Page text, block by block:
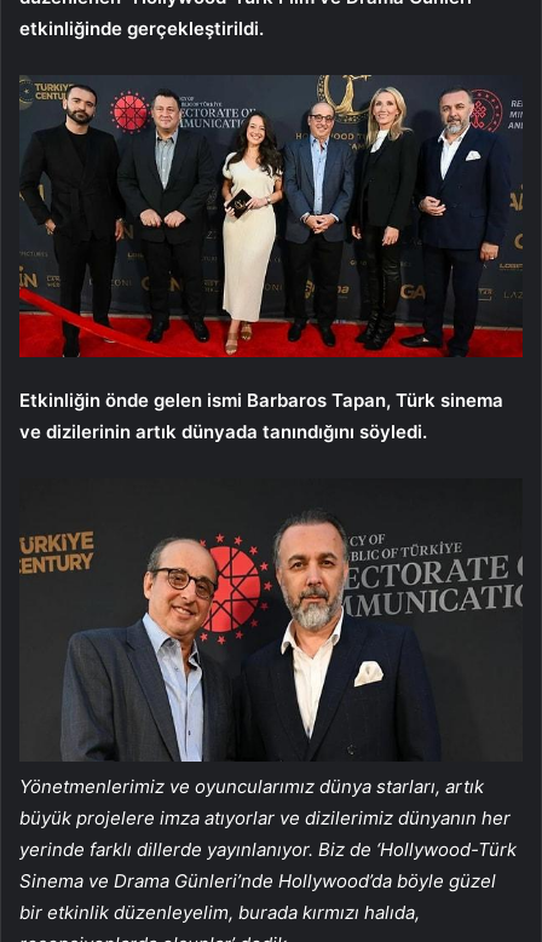
etkinliğinde gerçekleştirildi.
Etkinliğin önde gelen ismi Barbaros Tapan, Türk sinema
ve dizilerinin artık dünyada tanındığını söyledi.
Yönetmenlerimiz ve oyuncularımız dünya starları, artık
büyük projelere imza atıyorlar ve dizilerimiz dünyanın her
yerinde farklı dillerde yayınlanıyor. Biz de ‘Hollywood-Türk
Sinema ve Drama Günleri’nde Hollywood’da böyle güzel
bir etkinlik düzenleyelim, burada kırmızı halıda,